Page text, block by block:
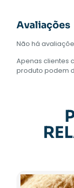
Avaliações
Não há
Apenas clientes
produto podem